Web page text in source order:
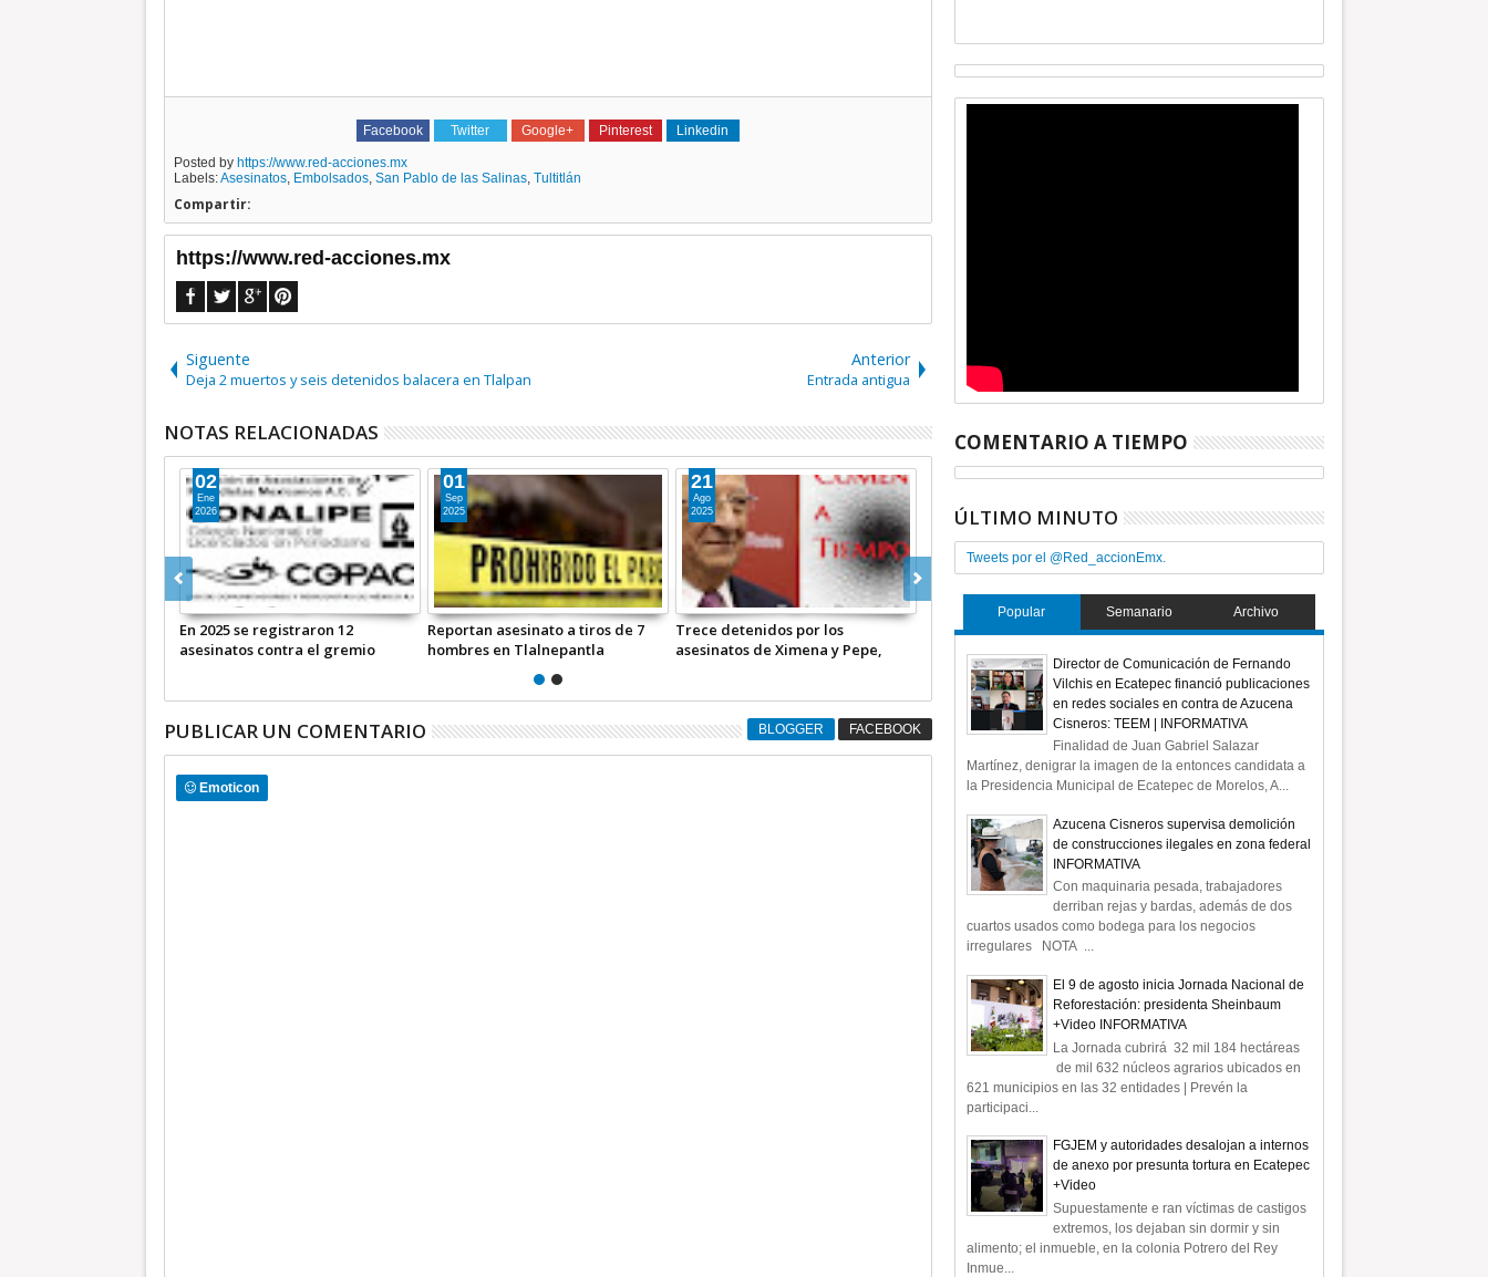
Facebook Twitter Google+ Pinterest Linkedin
Posted by https://www.red-acciones.mx
Labels:Asesinatos, Embolsados, San Pablo de las Salinas, Tultitlán
Compartir:
https://www.red-acciones.mx
Siguente
Deja 2 muertos y seis detenidos balacera en Tlalpan
Anterior
Entrada antigua
NOTAS RELACIONADAS
En 2025 se registraron 12
asesinatos contra el gremio
02
Ene
2026
Reportan asesinato a tiros de 7
hombres en Tlalnepantla
01
Sep
2025
Trece detenidos por los
asesinatos de Ximena y Pepe,
21
Ago
2025
Continúan asesinatos de
periodistas. Asesinan a Víctor
Alonso Culebro Morales. El colega
fue sacrificado en Jiquipilas,
Chiapas | COMENTARIO A TIEMPO
01
2024
Continúan los asesinatos de
Alonso Culebro Morales fue
sacrificado en Jiquipilas, Chiapas
29
2024
PUBLICAR UN COMENTARIO BLOGGER FACEBOOK
Emoticon
COMENTARIO A TIEMPO
ÚLTIMO MINUTO
Tweets por el @Red_accionEmx.
Popular Semanario Archivo
Director de Comunicación de Fernando
Vilchis en Ecatepec financió publicaciones
en redes sociales en contra de Azucena
Cisneros: TEEM | INFORMATIVA
Finalidad de Juan Gabriel Salazar
Martínez, denigrar la imagen de la entonces candidata a
la Presidencia Municipal de Ecatepec de Morelos, A...
Azucena Cisneros supervisa demolición
de construcciones ilegales en zona federal
INFORMATIVA
Con maquinaria pesada, trabajadores
derriban rejas y bardas, además de dos
cuartos usados como bodega para los negocios
irregulares NOTA ...
El 9 de agosto inicia Jornada Nacional de
Reforestación: presidenta Sheinbaum
+Video INFORMATIVA
La Jornada cubrirá 32 mil 184 hectáreas
de mil 632 núcleos agrarios ubicados en
621 municipios en las 32 entidades | Prevén la
participaci...
FGJEM y autoridades desalojan a internos
de anexo por presunta tortura en Ecatepec
+Video
Supuestamente e ran víctimas de castigos
extremos, los dejaban sin dormir y sin
alimento; el inmueble, en la colonia Potrero del Rey
Inmue...